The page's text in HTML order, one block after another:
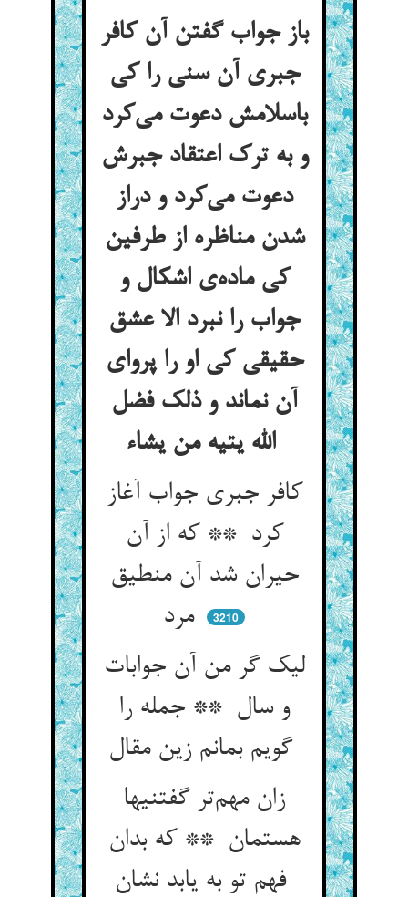
باز جواب گفتن آن کافر
جبری آن سنی را کی
باسلامش دعوت می‌کرد
و به ترک اعتقاد جبرش
دعوت می‌کرد و دراز
شدن مناظره از طرفین
کی ماده‌ی اشکال و
جواب را نبرد الا عشق
حقیقی کی او را پروای
آن نماند و ذلک فضل
الله یتیه من یشاء
کافر جبری جواب آغاز
کرد ** که از آن
حیران شد آن منطیق
مرد
3210
لیک گر من آن جوابات
و سال ** جمله را
گویم بمانم زین مقال
زان مهم‌تر گفتنیها
هستمان ** که بدان
فهم تو به یابد نشان